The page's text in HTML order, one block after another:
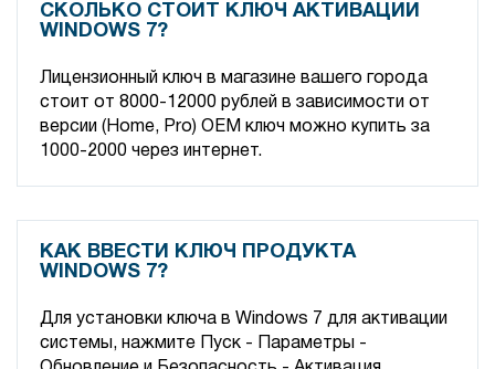
СКОЛЬКО СТОИТ КЛЮЧ АКТИВАЦИИ
WINDOWS 7?
Лицензионный ключ в магазине вашего города
стоит от 8000-12000 рублей в зависимости от
версии (Home, Pro) ОЕМ ключ можно купить за
1000-2000 через интернет.
КАК ВВЕСТИ КЛЮЧ ПРОДУКТА
WINDOWS 7?
Для установки ключа в Windows 7 для активации
системы, нажмите Пуск - Параметры -